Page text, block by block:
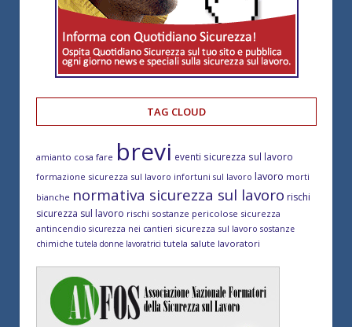
TAG CLOUD
amianto cosa fare brevi eventi sicurezza sul lavoro
formazione sicurezza sul lavoro infortuni sul lavoro lavoro morti
bianche normativa sicurezza sul lavoro rischi
sicurezza sul lavoro rischi sostanze pericolose sicurezza
antincendio sicurezza nei cantieri sicurezza sul lavoro sostanze
chimiche tutela donne lavoratrici tutela salute lavoratori